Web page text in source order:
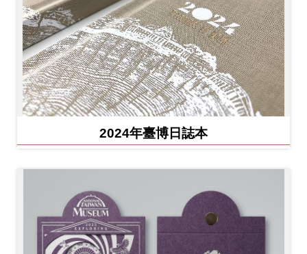
2024年臺博日誌本